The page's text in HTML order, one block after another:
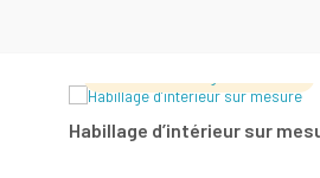
Habillage d’intérieur sur